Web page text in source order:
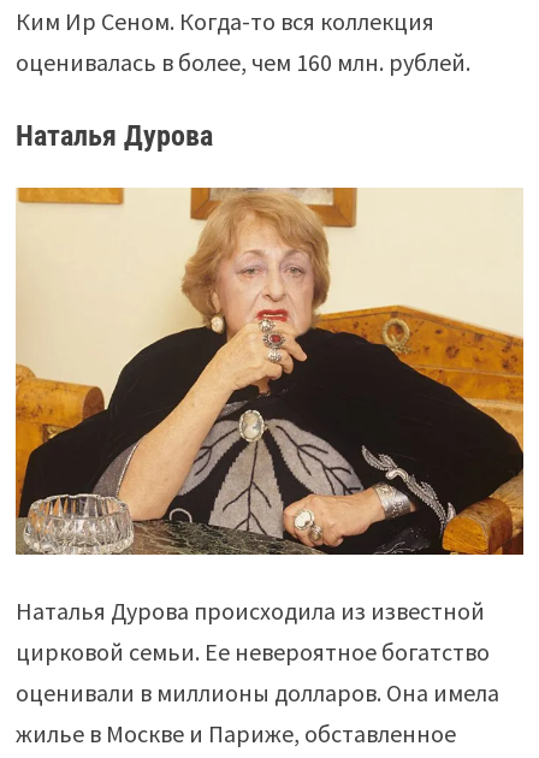
Ким Ир Сеном. Когда-то вся коллекция
оценивалась в более, чем 160 млн. рублей.
Наталья Дурова
Наталья Дурова происходила из известной
цирковой семьи. Ее невероятное богатство
оценивали в миллионы долларов. Она имела
жилье в Москве и Париже, обставленное